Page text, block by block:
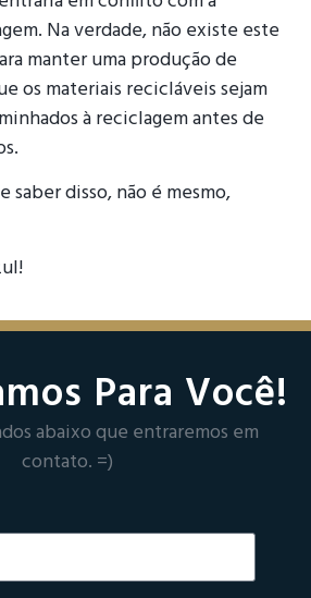
Na verdade, não existe este
manter uma produção de
os materiais recicláveis sejam
à reciclagem antes de
disso, não é mesmo,
Para Você!
abaixo que entraremos em
contato. =)